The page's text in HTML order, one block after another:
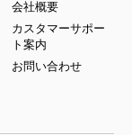
会社概要
カスタマーサポー
ト案内
お問い合わせ